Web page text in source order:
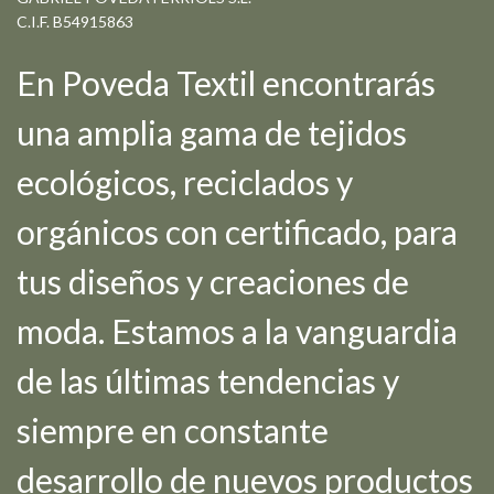
C.I.F. B54915863
En Poveda Textil encontrarás
una amplia gama de tejidos
ecológicos, reciclados y
orgánicos con certificado, para
tus diseños y creaciones de
moda. Estamos a la vanguardia
de las últimas tendencias y
siempre en constante
desarrollo de nuevos productos